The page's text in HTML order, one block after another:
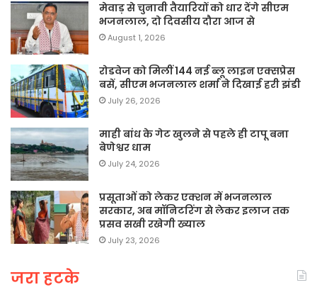
मेवाड़ से चुनावी तैयारियों को धार देंगे सीएम
भजनलाल, दो दिवसीय दौरा आज से
August 1, 2026
रोडवेज को मिलीं 144 नई ब्लू लाइन एक्सप्रेस
बसें, सीएम भजनलाल शर्मा ने दिखाई हरी झंडी
July 26, 2026
माही बांध के गेट खुलने से पहले ही टापू बना
बेणेश्वर धाम
July 24, 2026
प्रसूताओं को लेकर एक्शन में भजनलाल
सरकार, अब मॉनिटरिंग से लेकर इलाज तक
प्रसव सखी रखेगी ख्याल
July 23, 2026
जरा हटके